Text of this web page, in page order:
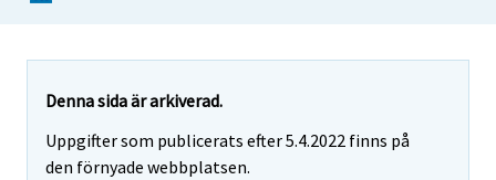
Denna sida är arkiverad.
Uppgifter som publicerats efter 5.4.2022 finns på
den förnyade webbplatsen.